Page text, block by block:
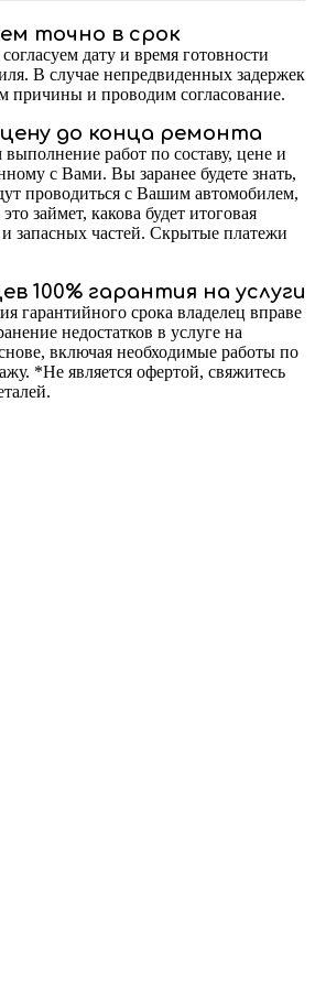
точно в срок
дату и время готовности
В случае непредвиденных задержек
причины и проводим согласование.
до конца ремонта
работ по составу, цене и
с Вами. Вы заранее будете знать,
проводиться с Вашим автомобилем,
займет, какова будет итоговая
и запасных частей. Скрытые платежи
100% гарантия на услуги
гарантийного срока владелец вправе
недостатков в услуге на
включая необходимые работы по
*Не является офертой, свяжитесь